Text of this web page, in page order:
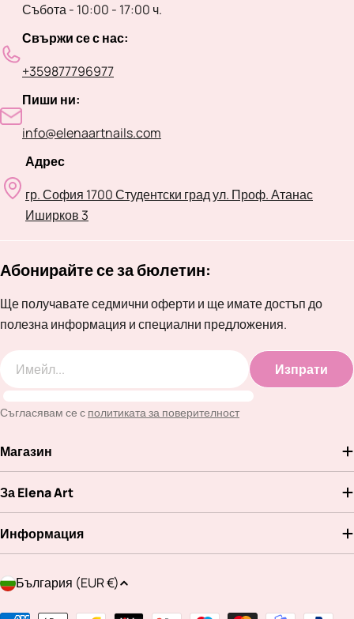
Събота - 10:00 - 17:00 ч.
Свържи се с нас:
+359877796977
Пиши ни:
info@elenaartnails.com
Адрес
гр. София 1700 Студентски град ул. Проф. Атанас
Иширков 3
Абонирайте се за бюлетин:
Ще получавате седмични оферти и ще имате достъп до
полезна информация и специални предложения.
Изпрати
Съгласявам се с политиката за поверителност
Магазин
За Elena Art
Информация
Д
България (EUR €)